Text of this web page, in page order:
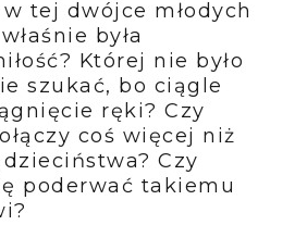
tej dwójce młodych
była
Której nie było
szukać, bo ciągle
ręki? Czy
coś więcej niż
Czy
poderwać takiemu